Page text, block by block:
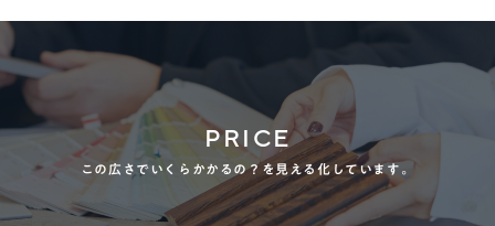
PRICE
この広さでいくらかかるの？を見える化しています。